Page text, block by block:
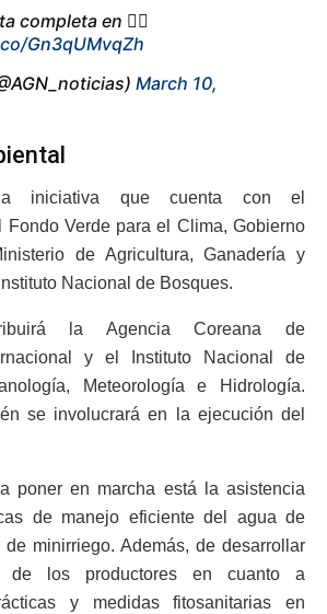
completa en 👇🏽
Gn3qUMvqZh
March 10,
iniciativa que cuenta con el
Fondo Verde para el Clima, Gobierno
de Agricultura, Ganadería y
Nacional de Bosques.
la Agencia Coreana de
y el Instituto Nacional de
Meteorología e Hidrología.
se involucrará en la ejecución del
poner en marcha está la asistencia
de manejo eficiente del agua de
de minirriego. Además, de desarrollar
de los productores en cuanto a
y medidas fitosanitarias en